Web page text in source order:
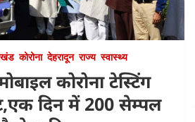
कोरोना देहरादून राज्य स्वास्थ्य
कोरोना टेस्टिंग
दिन में 200 सेम्पल